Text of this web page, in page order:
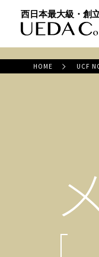
西日本最大級・創
HOME UCF